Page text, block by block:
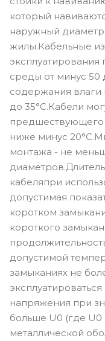
который
наружный диаметр
жилы.Кабельные
среды от минус 50
содержания влаги
до 35°С.Кабели
предшествующего
ниже минус
монтажа - не
кабеляпри
допустимая
коротком
короткого
допустимой
замыканиях не
напряжения при
больше U0 (где
металлической